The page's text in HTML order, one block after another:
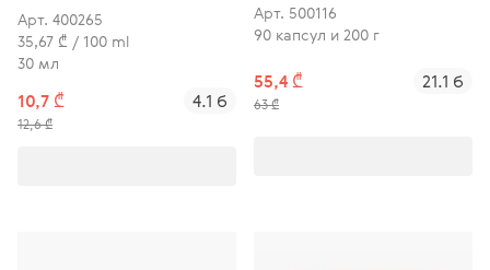
Арт. 400265
35,67 ₾ / 100 ml
30 мл
10,7 ₾
12,6 ₾
4.1 б
Арт. 500116
90 капсул и 200 г
55,4 ₾
63 ₾
21.1 б